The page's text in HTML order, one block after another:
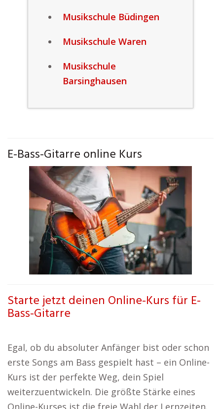
Musikschule Büdingen
Musikschule Waren
Musikschule
Barsinghausen
E-Bass-Gitarre online Kurs
Starte jetzt deinen Online-Kurs für E-
Bass-Gitarre
Egal, ob du absoluter Anfänger bist oder schon
erste Songs am Bass gespielt hast – ein Online-
Kurs ist der perfekte Weg, dein Spiel
weiterzuentwickeln. Die größte Stärke eines
Online-Kurses ist die freie Wahl der Lernzeiten.